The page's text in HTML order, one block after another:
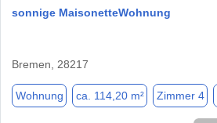
sonnige MaisonetteWohnung
Bremen, 28217
Wohnung ca. 114,20 m² Zimmer 4